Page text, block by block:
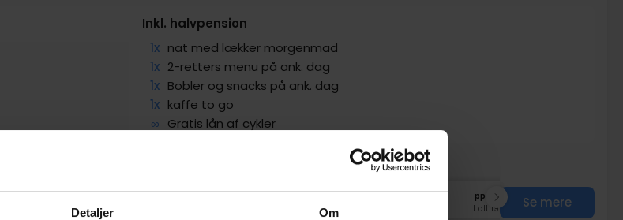
Detaljer Om
Inkl. halvpension
1x nat med lækker morgenmad
1x 2-retters menu på ank. dag
1x Bobler og snacks på ank. dag
1x kaffe to go
∞ Gratis lån af cykler
Sep pp1149,-
I alt 2298,-
Okt pp999,- Nov pp999,- Dec pp 999,-
I alt 1998,- Se mere